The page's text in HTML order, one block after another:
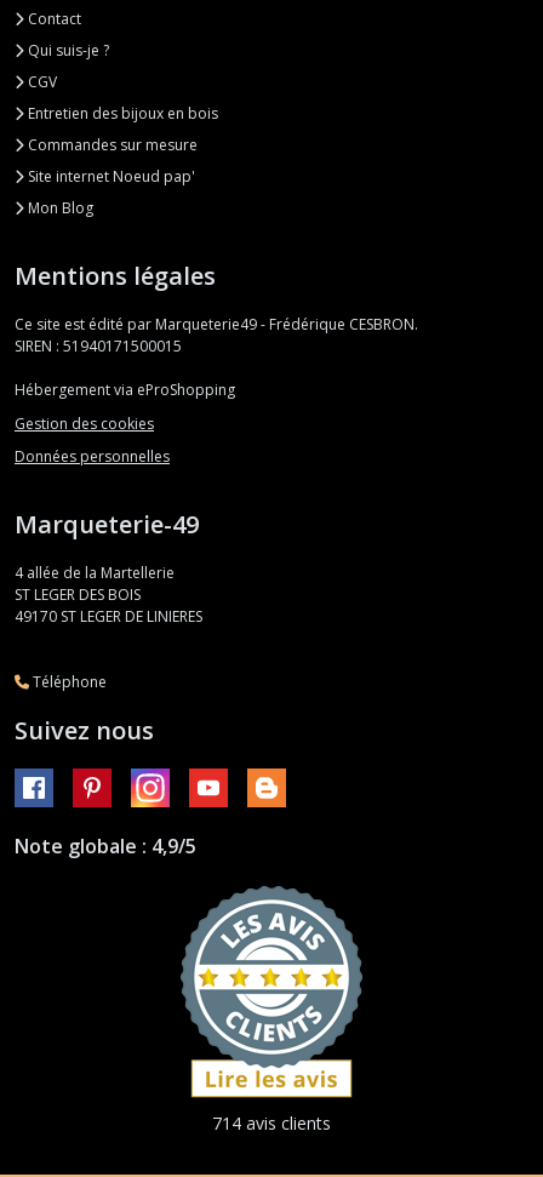
Contact
Qui suis-je ?
CGV
Entretien des bijoux en bois
Commandes sur mesure
Site internet Noeud pap'
Mon Blog
Mentions légales
Ce site est édité par Marqueterie49 - Frédérique CESBRON.
SIREN : 51940171500015
Hébergement via eProShopping
Gestion des cookies
Données personnelles
Marqueterie-49
4 allée de la Martellerie
ST LEGER DES BOIS
49170 ST LEGER DE LINIERES
Téléphone
Suivez nous
Note globale : 4,9/5
714 avis clients